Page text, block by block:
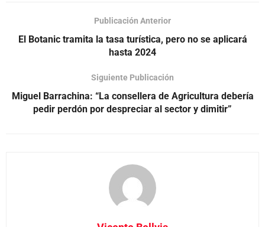
Publicación Anterior
El Botanic tramita la tasa turística, pero no se aplicará
hasta 2024
Siguiente Publicación
Miguel Barrachina: “La consellera de Agricultura debería
pedir perdón por despreciar al sector y dimitir”